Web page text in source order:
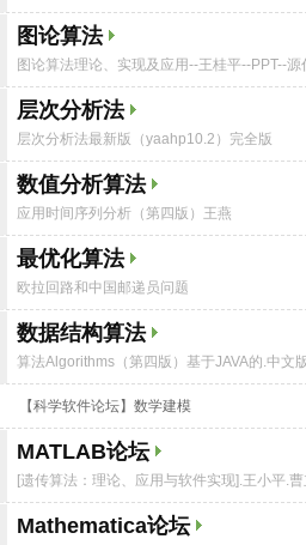
图论算法
图论算法理论、实现及应用--王桂平--PPT--源
层次分析法
层次分析法最新版（yaahp10.2）完全版
数值分析算法
应用时间序列分析（第四版）王燕
最优化算法
欧拉回路和中国邮递员问题
数据结构算法
算法Algorithms（第四版）基于JAVA的.中文
【科学软件论坛】数学建模
MATLAB论坛
[遗传算法：理论、应用与软件实现].王小平.
Mathematica论坛